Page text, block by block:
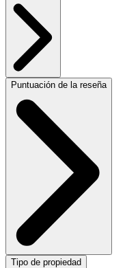
Puntuación de la reseña
Tipo de propiedad